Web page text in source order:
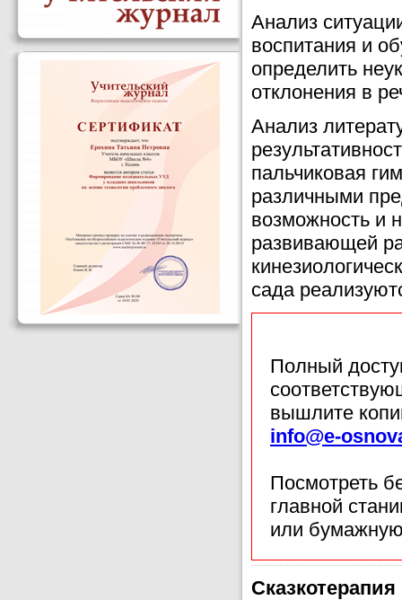
Анализ
воспитания и
определить
отклонения в
Анализ
пальчиковая
различными
возможность и
развивающей
сада
Полный
вышлите
info@e-
Посмотреть
главной
или
Сказкотерапия